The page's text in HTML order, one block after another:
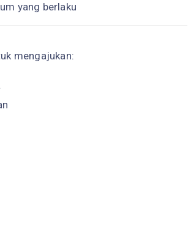
yang berlaku
mengajukan: